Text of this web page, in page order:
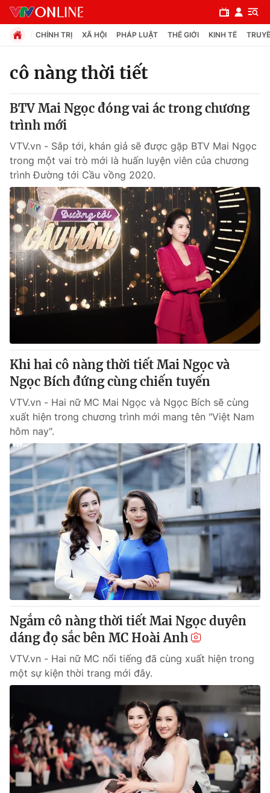
Chuyên mục
Chính trị
Xã hội
Pháp luật
Y tế
Thế giới
Tin tức
Thế giới đó đây
Kinh tế
Tài chính
Thị trường
Góc doanh nghiệp
Truyền hình
Phim VTV
Hậu trường
Nhân vật
Khán giả
Giải sao mai
Giải trí
Điện ảnh
Âm nhạc
Sao
Đời sống
Du lịch
Làm đẹp
Chất lượng cuộc sống
Giáo dục
Tuyển sinh
Học trực tuyến
Công nghệ
Hitech Công nghệ tương lai
Sản phẩm
Thị trường
Tư vấn
Giao lưu trực tuyến
Lịch phát sóng
Chuyên mục khác
Emagazine Podcast
Photo Infographic
Video Shorts video
VTV Money VTV Thể thao
VTV Sức khoẻ Bất động sản
CHÍNH TRỊ XÃ HỘI PHÁP LUẬT THẾ GIỚI KINH TẾ
cô nàng thời tiết
BTV Mai Ngọc đóng vai ác trong chương
trình mới
VTV.vn - Sắp tới, khán giả sẽ được gặp BTV Mai Ngọc
trong một vai trò mới là huấn luyện viên của chương
trình Đường tới Cầu vồng 2020.
Khi hai cô nàng thời tiết Mai Ngọc và
Ngọc Bích đứng cùng chiến tuyến
VTV.vn - Hai nữ MC Mai Ngọc và Ngọc Bích sẽ cùng
xuất hiện trong chương trình mới mang tên "Việt Nam
hôm nay".
Ngắm cô nàng thời tiết Mai Ngọc duyên
dáng đọ sắc bên MC Hoài Anh
VTV.vn - Hai nữ MC nổi tiếng đã cùng xuất hiện trong
một sự kiện thời trang mới đây.